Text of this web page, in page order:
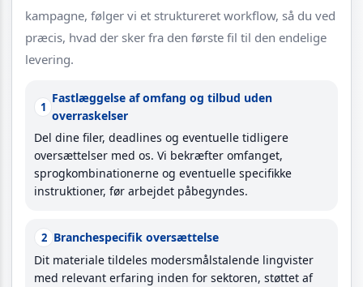
kampagne, følger vi et struktureret workflow, så du ved
præcis, hvad der sker fra den første fil til den endelige
levering.
1
Fastlæggelse af omfang og tilbud uden
overraskelser
Del dine filer, deadlines og eventuelle tidligere
oversættelser med os. Vi bekræfter omfanget,
sprogkombinationerne og eventuelle specifikke
instruktioner, før arbejdet påbegyndes.
2 Branchespecifik oversættelse
Dit materiale tildeles modersmålstalende lingvister
med relevant erfaring inden for sektoren, støttet af